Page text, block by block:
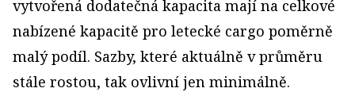
vytvořená dodatečná kapacita mají na celkové
nabízené kapacitě pro letecké cargo poměrně
malý podíl. Sazby, které aktuálně v průměru
stále rostou, tak ovlivní jen minimálně.